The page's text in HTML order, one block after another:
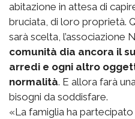
abitazione in attesa di
bruciata, di loro proprietà.
sarà scelta, l’associazione
comunità dia ancora il
arredi e ogni altro
normalità. E allora farà
bisogni da soddisfare.
«La famiglia ha